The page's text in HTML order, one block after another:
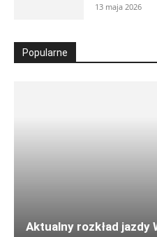
13 maja 2026
Popularne
Aktualny rozkład jazdy